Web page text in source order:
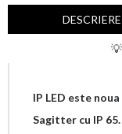
DESCRIERE
IP LED este
Sagitter cu IP